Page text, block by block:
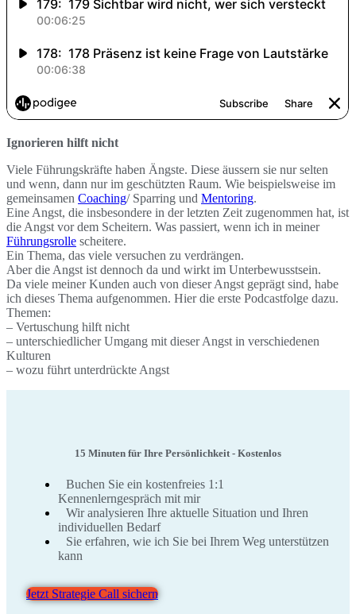
Ignorieren hilft nicht
Viele Führungskräfte haben Ängste. Diese äussern sie nur selten
und wenn, dann nur im geschützten Raum. Wie beispielsweise im
gemeinsamen Coaching/ Sparring und Mentoring.
Eine Angst, die insbesondere in der letzten Zeit zugenommen hat, ist
die Angst vor dem Scheitern. Was passiert, wenn ich in meiner
Führungsrolle scheitere.
Ein Thema, das viele versuchen zu verdrängen.
Aber die Angst ist dennoch da und wirkt im Unterbewusstsein.
Da viele meiner Kunden auch von dieser Angst geprägt sind, habe
ich dieses Thema aufgenommen. Hier die erste Podcastfolge dazu.
Themen:
– Vertuschung hilft nicht
– unterschiedlicher Umgang mit dieser Angst in verschiedenen
Kulturen
– wozu führt unterdrückte Angst
15 Minuten für Ihre Persönlichkeit - Kostenlos
Buchen Sie ein kostenfreies 1:1
Kennenlerngespräch mit mir
Wir analysieren Ihre aktuelle Situation und Ihren
individuellen Bedarf
Sie erfahren, wie ich Sie bei Ihrem Weg unterstützen
kann
Jetzt Strategie Call sichern